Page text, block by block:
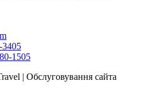
3405
1505
| Обслуговування сайта